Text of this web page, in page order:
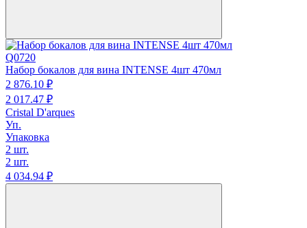
Q0720
Набор бокалов для вина INTENSE 4шт 470мл
2 876.10 ₽
2 017.47 ₽
Cristal D'arques
Уп.
Упаковка
2 шт.
2 шт.
4 034.94 ₽